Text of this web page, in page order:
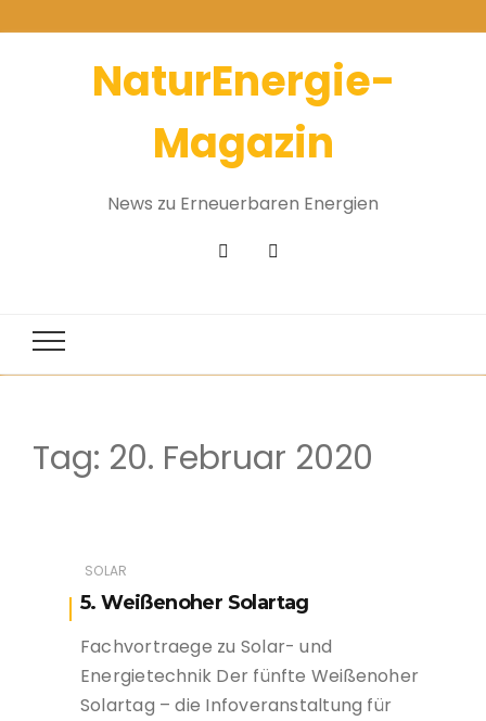
NaturEnergie-
Magazin
News zu Erneuerbaren Energien
Tag: 20. Februar 2020
SOLAR
5. Weißenoher Solartag
Fachvortraege zu Solar- und
Energietechnik Der fünfte Weißenoher
Solartag – die Infoveranstaltung für